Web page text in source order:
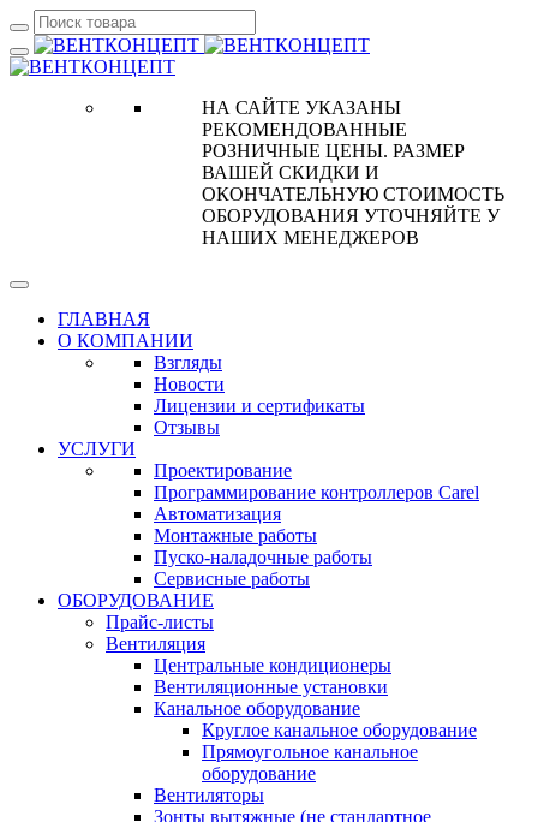
НА САЙТЕ УКАЗАНЫ
РЕКОМЕНДОВАННЫЕ
РОЗНИЧНЫЕ ЦЕНЫ. РАЗМЕР
ВАШЕЙ СКИДКИ И
ОКОНЧАТЕЛЬНУЮ СТОИМОСТЬ
ОБОРУДОВАНИЯ УТОЧНЯЙТЕ У
НАШИХ МЕНЕДЖЕРОВ
ГЛАВНАЯ
О КОМПАНИИ
Взгляды
Новости
Лицензии и сертификаты
Отзывы
УСЛУГИ
Проектирование
Программирование контроллеров Carel
Автоматизация
Монтажные работы
Пуско-наладочные работы
Сервисные работы
ОБОРУДОВАНИЕ
Прайс-листы
Вентиляция
Центральные кондиционеры
Вентиляционные установки
Канальное оборудование
Круглое канальное оборудование
Прямоугольное канальное
оборудование
Вентиляторы
Зонты вытяжные (не стандартное